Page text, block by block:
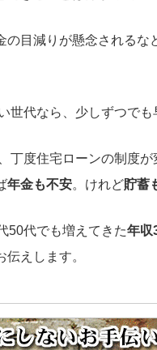
の目減りが懸念される
世代なら、少しずつでも
丁度住宅ローンの制度
年金も不安。けれど貯蓄
50代でも増えてきた年収
伝えします。